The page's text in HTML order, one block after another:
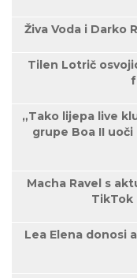
Živa Voda i Darko
Tilen Lotrič
„Tako lijepa live
grupe Boa II
Macha Ravel s
TikTok
Lea Elena donosi